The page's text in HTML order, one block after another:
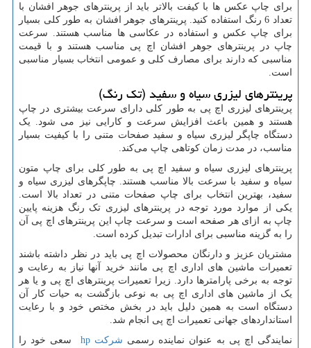
برای چاپ عکس ها با کیفت بالاتر باید از پرینترهای جوهر افشان با
تعداد 6 رنگ استفاده کنید. پرینترهای جوهر افشان به طور کلی بسیار
برای چاپ عکس و استفاده در عکاسی ها مناسب هستند. سرعت
چاپ در پرینترهای جوهر افشان اچ پی مناسب هستند و با قیمت
مناسبی که دارند برای مصارف کلی و عمومی انتخاب بسیار مناسبی
است.
پرینترهای لیزری سیاه و سفید (تک رنگ)
پرینترهای لیزری اچ پی به طور کلی دارای سرعت بیشتری در چاپ
هستند و همین باعث افزایش سرعت و کارایی نیز می شود. یک
دستگاه چاپگر لیزری سیاه و سفید صفحات متنی را با کیفیت بسیار
مناسب، در مدت زمان کوتاهی چاپ می‌کند.
پرینترهای لیزری سیاه و سفید اچ پی به طور کلی برای چاپ متون
سیاه و سفید با سرعت بالا مناسب هستند. چاپگرهای لیزری سیاه و
سفید، بهترین انتخاب برای چاپ صفحات متنی در تعداد بالا است.
یکی از موارد مورد توجه در پرینترهای لیزری تک رنگ هزینه پایین
چاپ به ازای هر صفحه است و سرعت چاپ این پرینترهای اچ پی آن
را به گزینه مناسبی برای ادارات تبدیل کرده است.
مشتریان عزیز و دارنگان محصولات اچ پی باید در نظر داشته باشند
تعمیرات ماشین های اداری اچ پی مانند خرید آنها نیاز به رعایت و
توجه به برخی پارامترها دارد. زیرا تعمیرات پرینترهای اچ پی و یا هر
یک از ماشین های اداری اچ پی به نوعی بازگشت به حیات کار آن
دستگاه است به همین دلیل باید در بخش مختص خود و با رعایت
استانداردهای جهانی تعمیرات اچ پی انجام شد.
نمایندگی اچ پی به عنوان نماینده رسمی شرکتhp سعی خود را